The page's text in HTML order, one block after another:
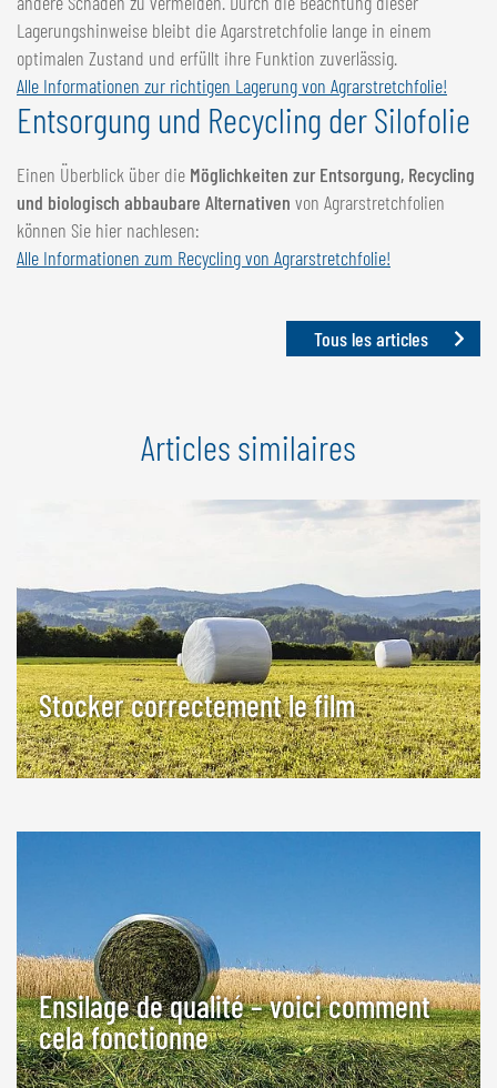
Lagerungshinweise bleibt die Agarstretchfolie lange in einem
optimalen Zustand und erfüllt ihre Funktion zuverlässig.
Alle Informationen zur richtigen Lagerung von Agrarstretchfolie!
Entsorgung und Recycling der Silofolie
Einen Überblick über die Möglichkeiten zur Entsorgung, Recycling
und biologisch abbaubare Alternativen von Agrarstretchfolien
können Sie hier nachlesen:
Alle Informationen zum Recycling von Agrarstretchfolie!
Tous les articles
Articles similaires
Stocker correctement le film
Ensilage de qualité – voici comment
cela fonctionne